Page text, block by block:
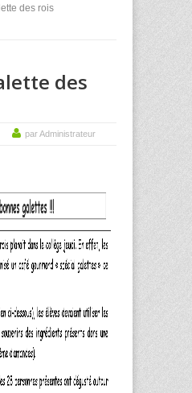
des rois
des
par Administrateur